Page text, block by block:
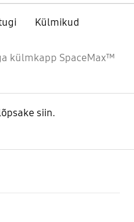
Külmikud
külmkapp SpaceMax™
siin.